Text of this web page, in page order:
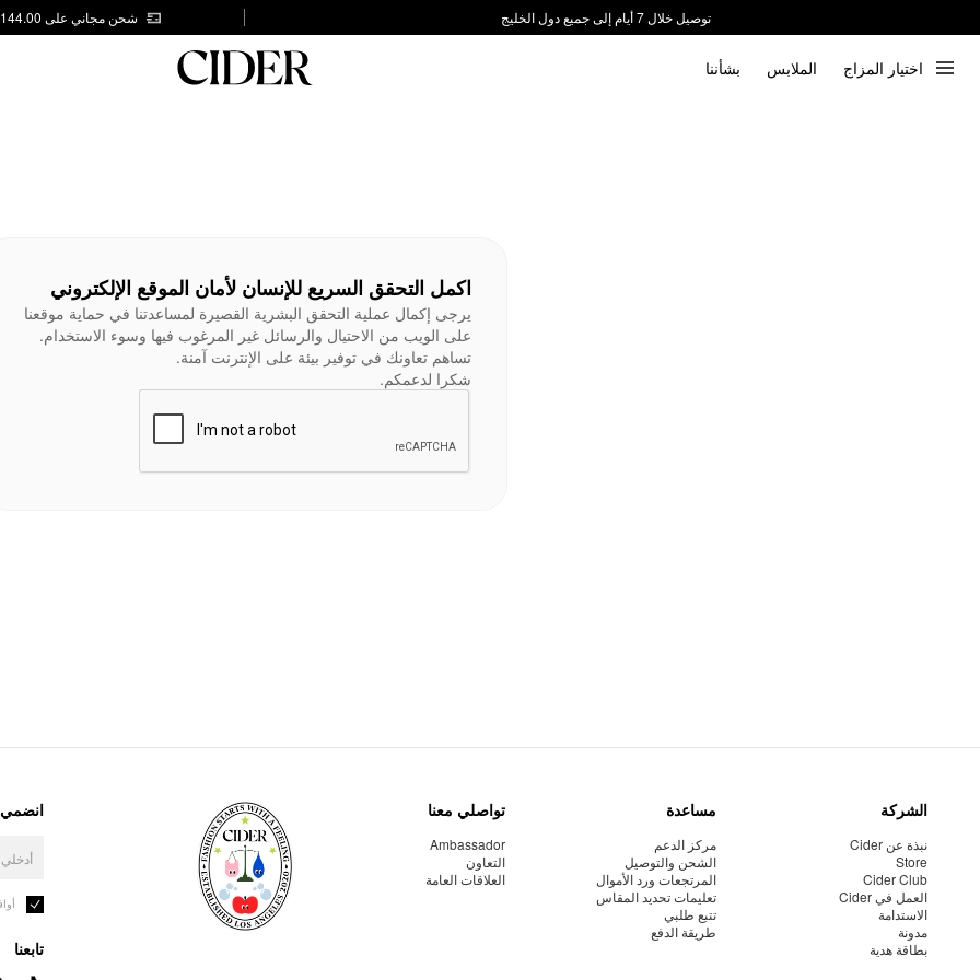
توصيل خلال 7 أيام إلى جميع دول الخليج
شحن مجاني على AED 144.00
اختيار المزاج الملابس بشأننا
اكمل التحقق السريع للإنسان لأمان الموقع الإلكتروني
يرجى إكمال عملية التحقق البشرية القصيرة لمساعدتنا في حماية موقعنا
على الويب من الاحتيال والرسائل غير المرغوب فيها وسوء الاستخدام.
تساهم تعاونك في توفير بيئة على الإنترنت آمنة.
شكرا لدعمكم.
الشركة
نبذة عن Cider
Store
Cider Club
العمل في Cider
الاستدامة
مدونة
بطاقة هدية
مساعدة
مركز الدعم
الشحن والتوصيل
المرتجعات ورد الأموال
تعليمات تحديد المقاس
تتبع طلبي
طريقة الدفع
تواصلي معنا
Ambassador
التعاون
العلاقات العامة
انضمي
تابعنا